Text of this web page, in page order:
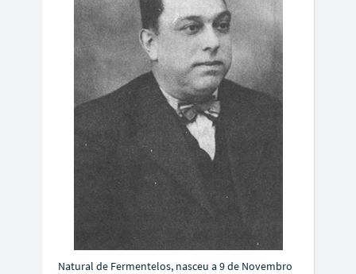
Natural de Fermentelos, nasceu a 9 de Novembro